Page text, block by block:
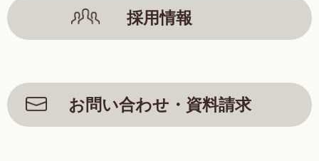
採用情報
お問い合わせ・資料請求